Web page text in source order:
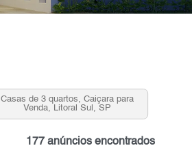
Casas de 3 quartos, Caiçara para
Venda, Litoral Sul, SP
177 anúncios encontrados